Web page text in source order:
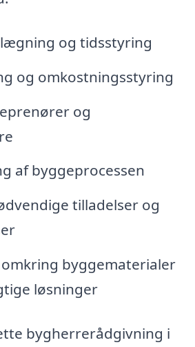
og tidsstyring
og omkostningsstyring
og
af byggeprocessen
tilladelser og
byggematerialer
løsninger
bygherrerådgivning i